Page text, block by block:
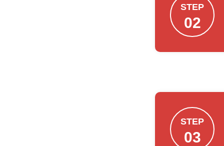
STEP
02
STEP
03